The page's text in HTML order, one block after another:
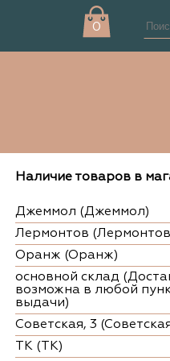
0
Наличие товаров в
Джеммол (Джеммол)
Лермонтов
Оранж (Оранж)
основной склад
возможна в любой
выдачи)
Советская, 3
ТК (ТК)